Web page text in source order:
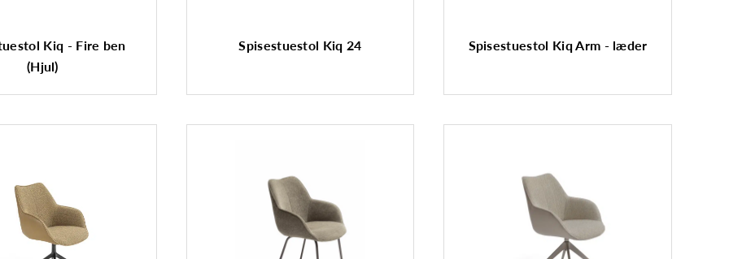
Kiq - Fire ben
(Hjul)
Spisestuestol Kiq 24 Spisestuestol Kiq Arm - læder